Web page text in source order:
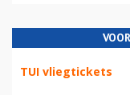
TUI vliegtickets